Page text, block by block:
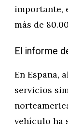
importante,
más de
El informe
En España,
servicios
vehículo ha